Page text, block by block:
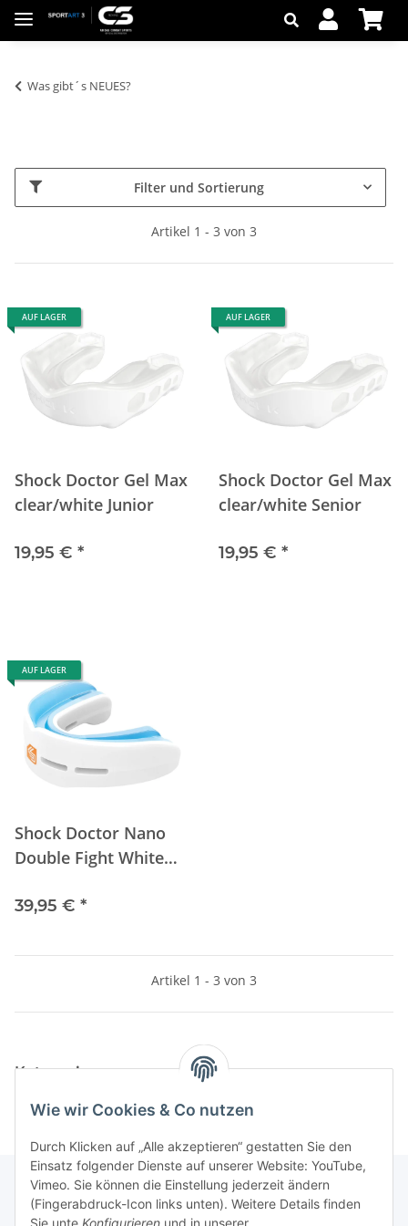
Was gibt´s NEUES?
Filter und Sortierung
Artikel 1 - 3 von 3
AUF LAGER
Shock Doctor Gel Max
clear/white Junior
19,95 € *
AUF LAGER
Shock Doctor Gel Max
clear/white Senior
19,95 € *
AUF LAGER
Shock Doctor Nano
Double Fight White
39,95 € *
Artikel 1 - 3 von 3
Kategorien
Wie wir Cookies & Co nutzen
Durch Klicken auf „Alle akzeptieren“ gestatten Sie den
Einsatz folgender Dienste auf unserer Website: YouTube,
Vimeo. Sie können die Einstellung jederzeit ändern
(Fingerabdruck-Icon links unten). Weitere Details finden